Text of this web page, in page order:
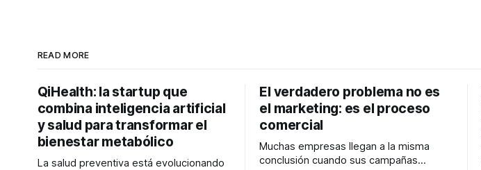
READ MORE
QiHealth: la startup que
combina inteligencia artificial
y salud para transformar el
bienestar metabólico
La salud preventiva está evolucionando
El verdadero problema no es
el marketing: es el proceso
comercial
Muchas empresas llegan a la misma
conclusión cuando sus campañas